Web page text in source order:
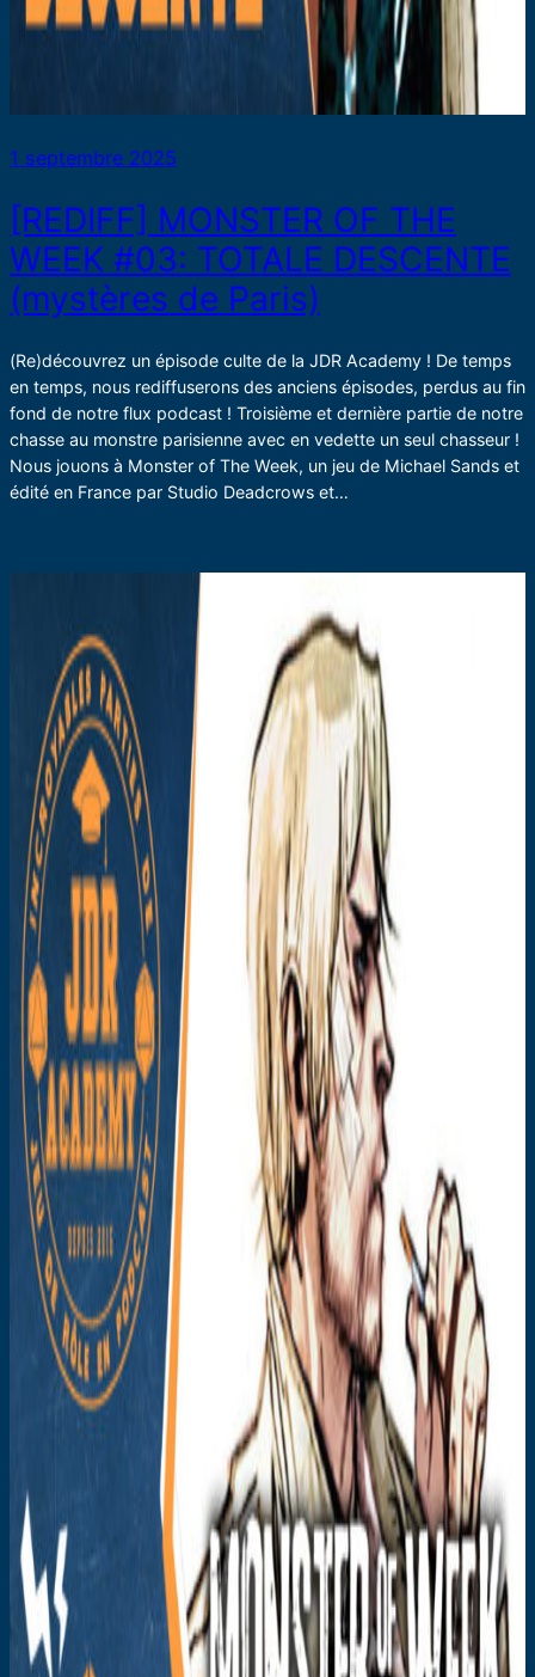
1 septembre 2025
[REDIFF] MONSTER OF THE
WEEK #03: TOTALE DESCENTE
(mystères de Paris)
(Re)découvrez un épisode culte de la JDR Academy ! De temps
en temps, nous rediffuserons des anciens épisodes, perdus au fin
fond de notre flux podcast ! Troisième et dernière partie de notre
chasse au monstre parisienne avec en vedette un seul chasseur !
Nous jouons à Monster of The Week, un jeu de Michael Sands et
édité en France par Studio Deadcrows et…